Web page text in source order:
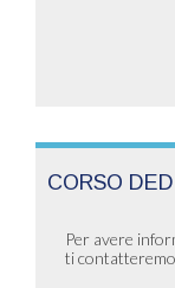
CORSO
Per avere
ti contatteremo